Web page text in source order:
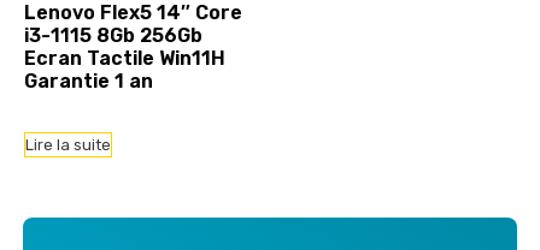
Lenovo Flex5 14″ Core
i3-1115 8Gb 256Gb
Ecran Tactile Win11H
Garantie 1 an
Lire la suite